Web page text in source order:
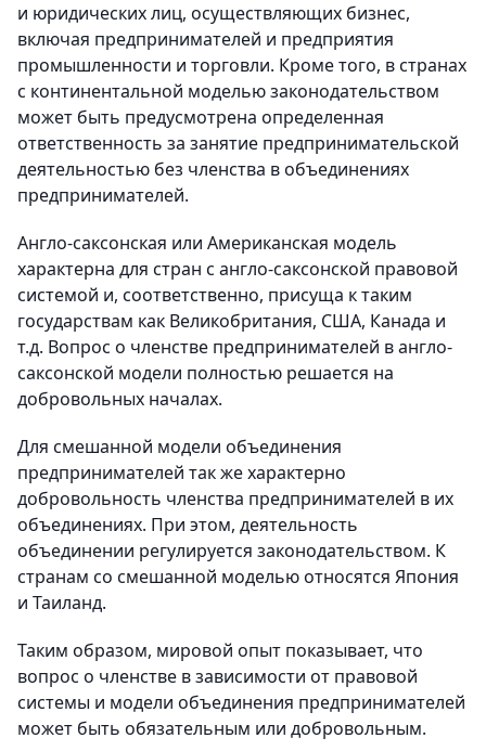
и юридических лиц, осуществляющих бизнес,
включая предпринимателей и предприятия
промышленности и торговли. Кроме того, в странах
с континентальной моделью законодательством
может быть предусмотрена определенная
ответственность за занятие предпринимательской
деятельностью без членства в объединениях
предпринимателей.
Англо-саксонская или Американская модель
характерна для стран с англо-саксонской правовой
системой и, соответственно, присуща к таким
государствам как Великобритания, США, Канада и
т.д. Вопрос о членстве предпринимателей в англо-
саксонской модели полностью решается на
добровольных началах.
Для смешанной модели объединения
предпринимателей так же характерно
добровольность членства предпринимателей в их
объединениях. При этом, деятельность
объединении регулируется законодательством. К
странам со смешанной моделью относятся Япония
и Таиланд.
Таким образом, мировой опыт показывает, что
вопрос о членстве в зависимости от правовой
системы и модели объединения предпринимателей
может быть обязательным или добровольным.